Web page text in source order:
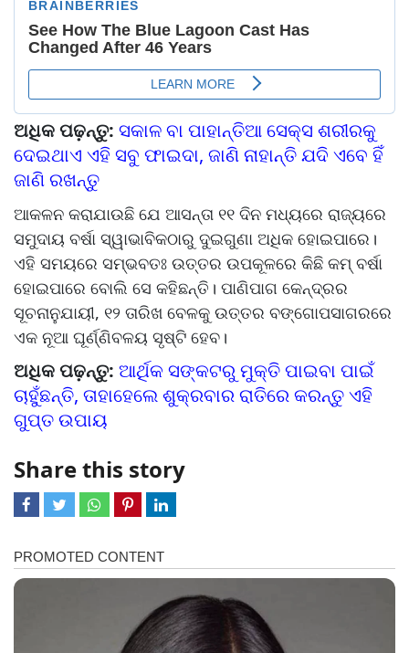
ଅଧିକ ପଢ଼ନ୍ତୁ: ସକାଳ ବା ପାହାନ୍ତିଆ ସେକ୍ସ ଶରୀରକୁ
ଦେଇଥାଏ ଏହି ସବୁ ଫାଇଦା, ଜାଣି ନାହାନ୍ତି ଯଦି ଏବେ ହିଁ
ଜାଣି ରଖନ୍ତୁ
ଆକଳନ କରାଯାଉଛି ଯେ ଆସନ୍ତା ୧୧ ଦିନ ମଧ୍ୟରେ ରାଜ୍ୟରେ
ସମୁଦାୟ ବର୍ଷା ସ୍ୱାଭାବିକଠାରୁ ଦୁଇଗୁଣା ଅଧିକ ହୋଇପାରେ।
ଏହି ସମୟରେ ସମ୍ଭବତଃ ଉତ୍ତର ଉପକୂଳରେ କିଛି କମ୍‌‌ ବର୍ଷା
ହୋଇପାରେ ବୋଲି ସେ କହିଛନ୍ତି। ପାଣିପାଗ କେନ୍ଦ୍ରର
ସୂଚନାନୁଯାୟୀ, ୧୨ ତାରିଖ ବେଳକୁ ଉତ୍ତର ବଙ୍ଗୋପସାଗରରେ
ଏକ ନୂଆ ଘୂର୍ଣ୍ଣିବଳୟ ସୃଷ୍ଟି ହେବ।
ଅଧିକ ପଢ଼ନ୍ତୁ: ଆର୍ଥିକ ସଙ୍କଟରୁ ମୁକ୍ତି ପାଇବା ପାଇଁ
ଚାହୁଁଛନ୍ତି, ତାହାହେଲେ ଶୁକ୍ରବାର ରାତିରେ କରନ୍ତୁ ଏହି
ଗୁପ୍ତ ଉପାୟ
Share this story